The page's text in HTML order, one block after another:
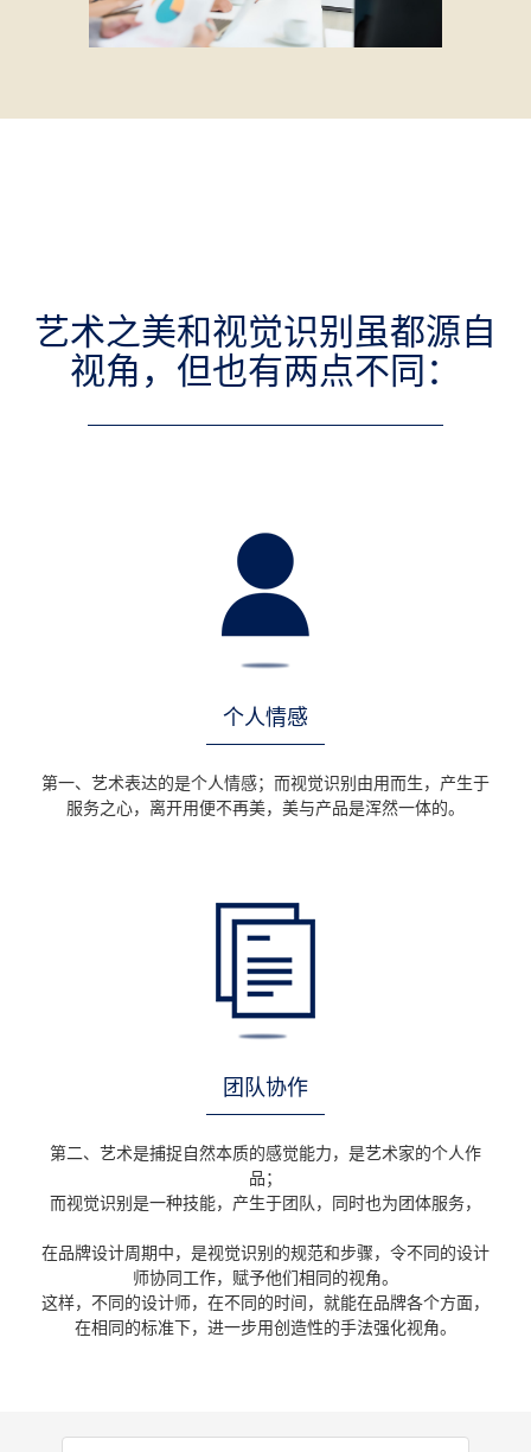
艺术之美和视觉识别虽都源自
视角，但也有两点不同：
个人情感
第一、艺术表达的是个人情感；而视觉识别由用而生，产生于
服务之心，离开用便不再美，美与产品是浑然一体的。
团队协作
第二、艺术是捕捉自然本质的感觉能力，是艺术家的个人作
品；
而视觉识别是一种技能，产生于团队，同时也为团体服务，
在品牌设计周期中，是视觉识别的规范和步骤，令不同的设计
师协同工作，赋予他们相同的视角。
这样，不同的设计师，在不同的时间，就能在品牌各个方面，
在相同的标准下，进一步用创造性的手法强化视角。